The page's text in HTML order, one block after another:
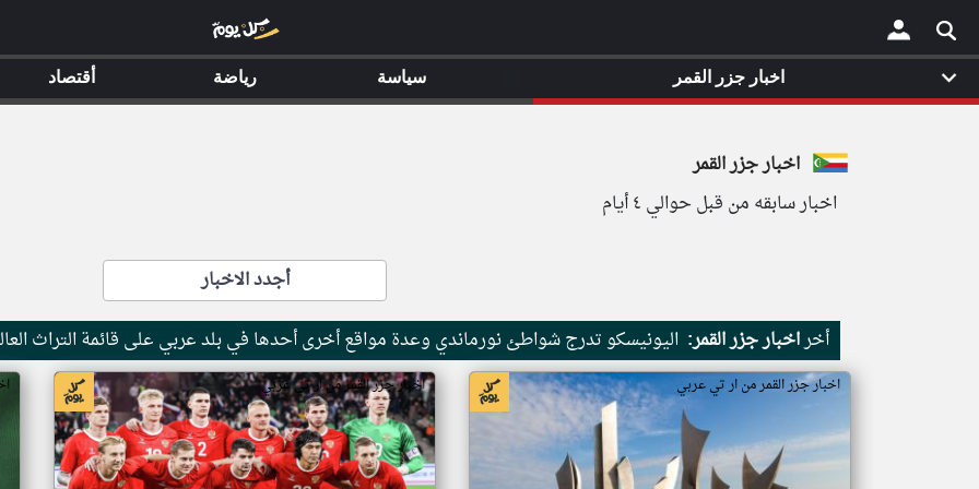
×
اخبار جزر القمر
اخبار سابقه من قبل حوالي ٤ أيام
أجدد الاخبار
أخراخبار جزر القمر: اليونيسكو تدرج شواطئ نورماندي وعدة مواقع أخرى أحدها في بلد عربي على قائمة التراث
اخبار جزر القمر من ار تي عربي اخبار جزر القمر من ار تي عربي
اخبار جزر القمر سياسة رياضة أقتصاد